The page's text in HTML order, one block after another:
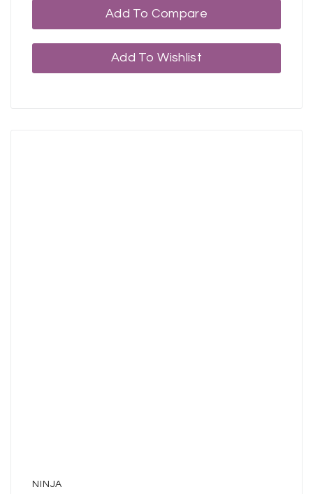
Add To Compare
Add To Wishlist
NINJA